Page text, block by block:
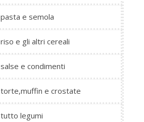
pasta e semola
riso e gli altri cereali
salse e condimenti
torte,muffin e crostate
tutto legumi